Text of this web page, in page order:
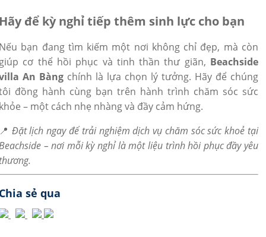
để kỳ nghỉ tiếp thêm sinh lực cho bạn
bạn đang tìm kiếm một nơi không chỉ đẹp, mà còn
cơ thể hồi phục và tinh thần thư giãn, Beachside
An Bàng chính là lựa chọn lý tưởng. Hãy để chúng
đồng hành cùng bạn trên hành trình chăm sóc sức
– một cách nhẹ nhàng và đầy cảm hứng.
Đặt lịch ngay để trải nghiệm dịch vụ chăm sóc sức khoẻ tại
– nơi mỗi kỳ nghỉ là một liệu trình hồi phục đầy yêu
sẻ qua